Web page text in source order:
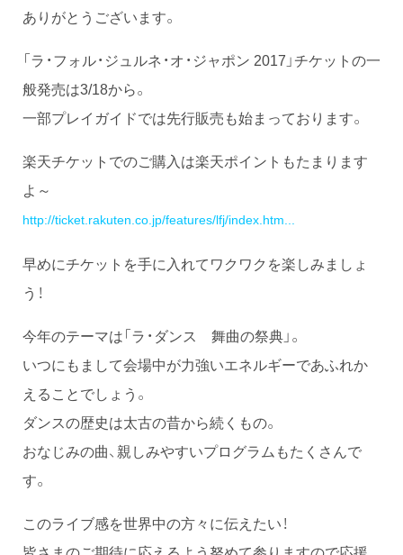
ありがとうございます。
「ラ・フォル・ジュルネ・オ・ジャポン 2017」チケットの一
般発売は3/18から。
一部プレイガイドでは先行販売も始まっております。
楽天チケットでのご購入は楽天ポイントもたまります
よ～
http://ticket.rakuten.co.jp/features/lfj/index.htm...
早めにチケットを手に入れてワクワクを楽しみましょ
う！
今年のテーマは「ラ・ダンス 舞曲の祭典」。
いつにもまして会場中が力強いエネルギーであふれか
えることでしょう。
ダンスの歴史は太古の昔から続くもの。
おなじみの曲、親しみやすいプログラムもたくさんで
す。
このライブ感を世界中の方々に伝えたい！